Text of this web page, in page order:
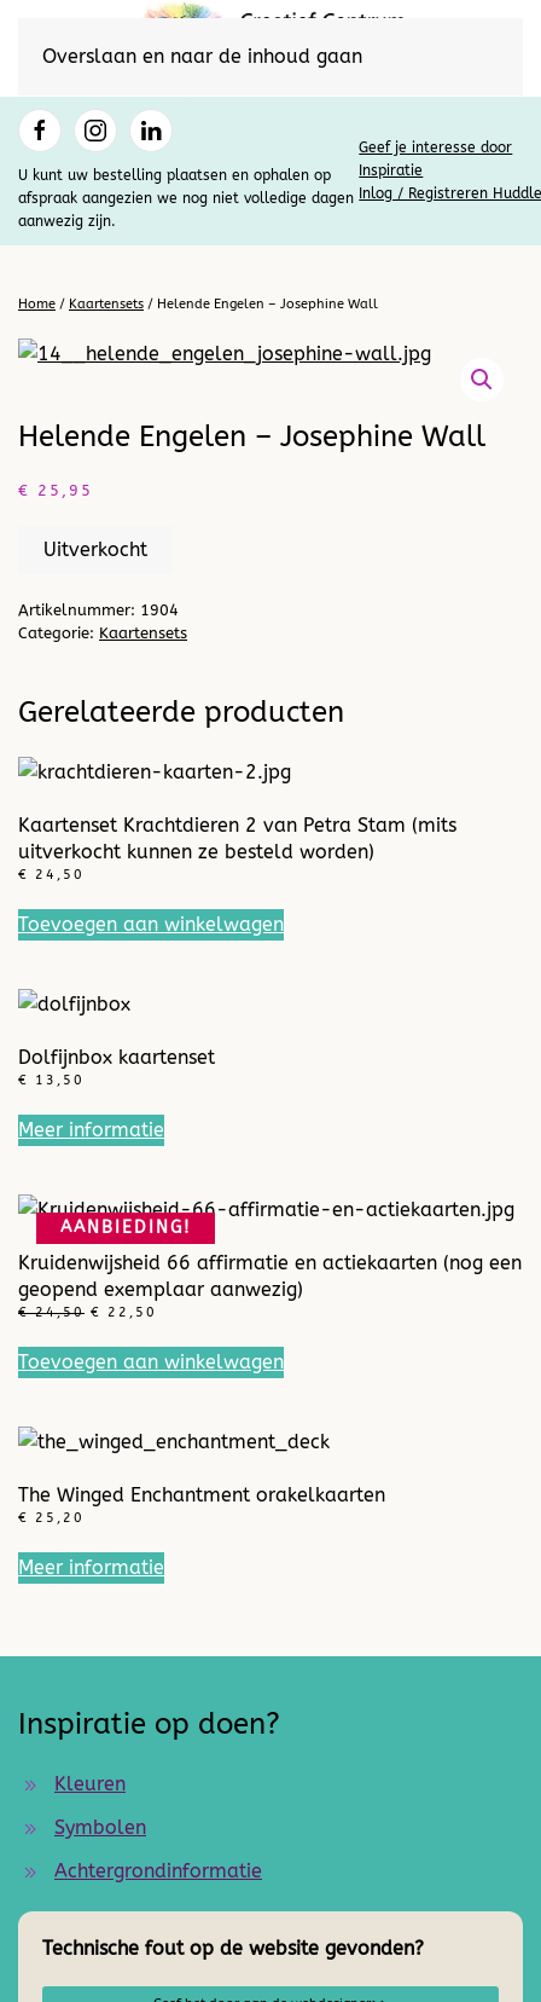
Overslaan en naar de inhoud gaan
U kunt uw bestelling plaatsen en ophalen op
afspraak aangezien we nog niet volledige dagen
aanwezig zijn.
Geef je interesse door
Inspiratie
Inlog / Registreren
Home / Kaartensets / Helende Engelen – Josephine Wall
Helende Engelen – Josephine Wall
€ 25,95
Uitverkocht
Artikelnummer: 1904
Categorie: Kaartensets
Gerelateerde producten
Kaartenset Krachtdieren 2 van Petra Stam (mits
uitverkocht kunnen ze besteld worden)
€ 24,50
Toevoegen aan winkelwagen
Dolfijnbox kaartenset
€ 13,50
Meer informatie
AANBIEDING!
Kruidenwijsheid 66 affirmatie en actiekaarten (nog een
geopend exemplaar aanwezig)
€24,50 OORSPRONKELIJKE
WAS:
€ 24,50.
€ 22,50
IS:
€ 22,50.
Toevoegen aan winkelwagen
The Winged Enchantment orakelkaarten
€ 25,20
Meer informatie
Inspiratie op doen?
Kleuren
Symbolen
Achtergrondinformatie
Technische fout op de website gevonden?